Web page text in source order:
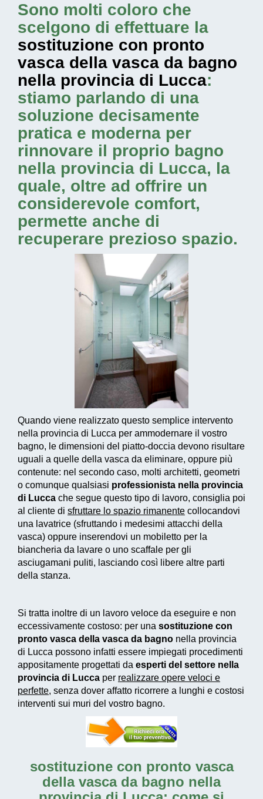
Sono molti coloro che
scelgono di effettuare la
sostituzione con pronto
vasca della vasca da bagno
nella provincia di Lucca:
stiamo parlando di una
soluzione decisamente
pratica e moderna per
rinnovare il proprio bagno
nella provincia di Lucca, la
quale, oltre ad offrire un
considerevole comfort,
permette anche di
recuperare prezioso spazio.
Quando viene realizzato questo semplice intervento
nella provincia di Lucca per ammodernare il vostro
bagno, le dimensioni del piatto-doccia devono risultare
uguali a quelle della vasca da eliminare, oppure più
contenute: nel secondo caso, molti architetti, geometri
o comunque qualsiasi professionista nella provincia
di Lucca che segue questo tipo di lavoro, consiglia poi
al cliente di sfruttare lo spazio rimanente collocandovi
una lavatrice (sfruttando i medesimi attacchi della
vasca) oppure inserendovi un mobiletto per la
biancheria da lavare o uno scaffale per gli
asciugamani puliti, lasciando così libere altre parti
della stanza.
Si tratta inoltre di un lavoro veloce da eseguire e non
eccessivamente costoso: per una sostituzione con
pronto vasca della vasca da bagno nella provincia
di Lucca possono infatti essere impiegati procedimenti
appositamente progettati da esperti del settore nella
provincia di Lucca per realizzare opere veloci e
perfette, senza dover affatto ricorrere a lunghi e costosi
interventi sui muri del vostro bagno.
sostituzione con pronto vasca
della vasca da bagno nella